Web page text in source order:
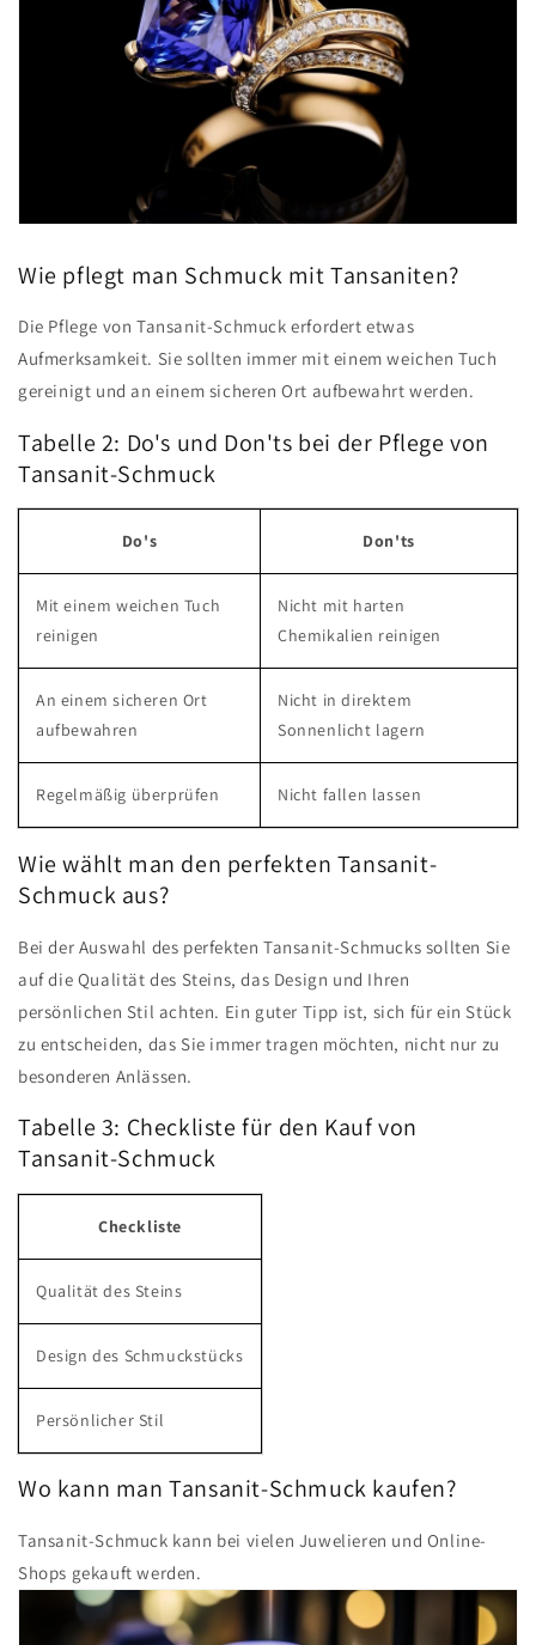
Wie pflegt man Schmuck mit Tansaniten?
Die Pflege von Tansanit-Schmuck erfordert etwas
Aufmerksamkeit. Sie sollten immer mit einem weichen Tuch
gereinigt und an einem sicheren Ort aufbewahrt werden.
Tabelle 2: Do's und Don'ts bei der Pflege von
Tansanit-Schmuck
Do's Don'ts
Mit einem weichen Tuch
reinigen
Nicht mit harten
Chemikalien reinigen
An einem sicheren Ort
aufbewahren
Nicht in direktem
Sonnenlicht lagern
Regelmäßig überprüfen Nicht fallen lassen
Wie wählt man den perfekten Tansanit-
Schmuck aus?
Bei der Auswahl des perfekten Tansanit-Schmucks sollten Sie
auf die Qualität des Steins, das Design und Ihren
persönlichen Stil achten. Ein guter Tipp ist, sich für ein Stück
zu entscheiden, das Sie immer tragen möchten, nicht nur zu
besonderen Anlässen.
Tabelle 3: Checkliste für den Kauf von
Tansanit-Schmuck
Checkliste
Qualität des Steins
Design des Schmuckstücks
Persönlicher Stil
Wo kann man Tansanit-Schmuck kaufen?
Tansanit-Schmuck kann bei vielen Juwelieren und Online-
Shops gekauft werden.